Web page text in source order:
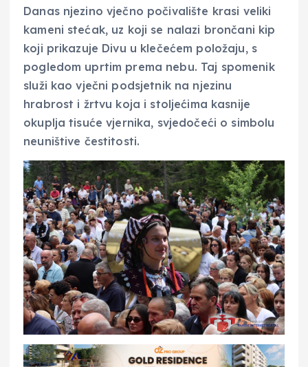
Danas njezino vječno počivalište krasi veliki
kameni stećak, uz koji se nalazi brončani kip
koji prikazuje Divu u klečećem položaju, s
pogledom uprtim prema nebu. Taj spomenik
služi kao vječni podsjetnik na njezinu
hrabrost i žrtvu koja i stoljećima kasnije
okuplja tisuće vjernika, svjedočeći o simbolu
neuništive čestitosti.